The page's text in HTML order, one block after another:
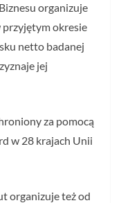
organizuje
przyjętym okresie
netto badanej
jej
za pomocą
w 28 krajach Unii
organizuje też od